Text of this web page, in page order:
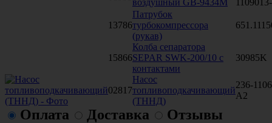
13786
Патрубок
турбокомпрессора
(рукав)
15866
Колба сепаратора
SEPAR SWK-200/10 с
контактами
30985K
02817
Насос
топливоподкачивающий
(ТННД)
236-
А2
Оплата Доставка Отзывы